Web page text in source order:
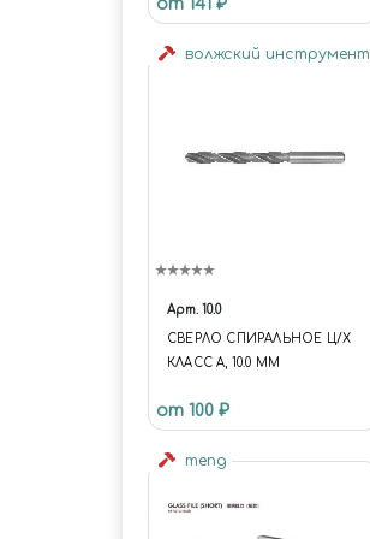
от 141 ₽
волжский инструмент
Арт. 10.0
СВЕРЛО СПИРАЛЬНОЕ Ц/Х
КЛАСС А, 10.0 ММ
от 100 ₽
meng